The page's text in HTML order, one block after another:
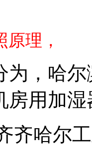
理，
为，哈
房用加湿
齐哈尔